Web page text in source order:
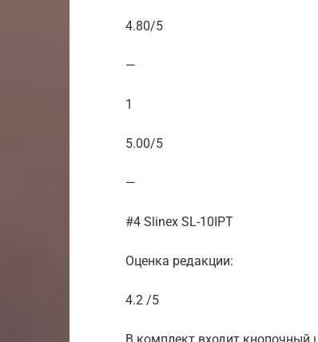
4.80/5
—
1
5.00/5
—
#4 Slinex SL-10IPT
Оценка редакции:
4.2 /5